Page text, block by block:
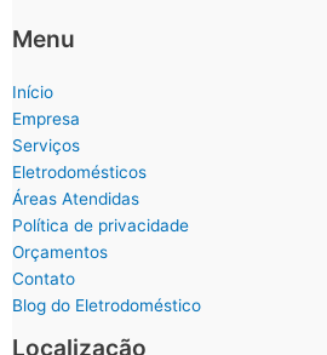
Menu
Início
Empresa
Serviços
Eletrodomésticos
Áreas Atendidas
Política de privacidade
Orçamentos
Contato
Blog do Eletrodoméstico
Localização